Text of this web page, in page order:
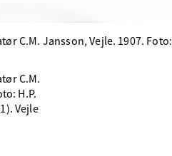
C.M. Jansson, Vejle. 1907.
C.M.
H.P.
Vejle